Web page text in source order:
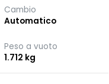
Cambio
Automatico
Peso a vuoto
1.712 kg